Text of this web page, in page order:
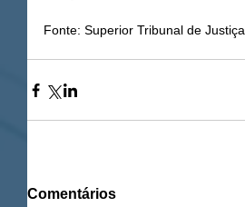
Fonte: Superior Tribunal de Justiça
Comentários